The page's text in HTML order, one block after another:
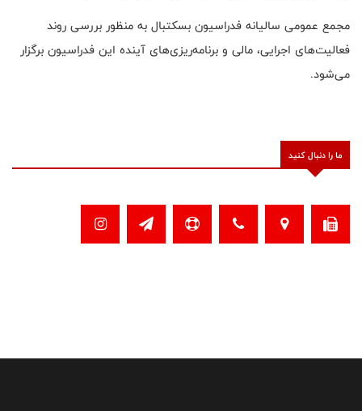
مجمع عمومی سالیانه فدراسیون بسکتبال به منظور بررسی روند
فعالیت‌های اجرایی، مالی و برنامه‌ریزی‌های آینده این فدراسیون برگزار
می‌شود.
ما را دنبال کنید